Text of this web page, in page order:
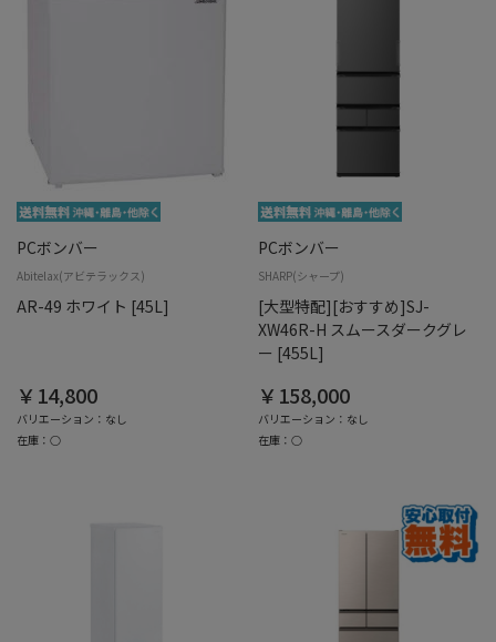
PCボンバー
Abitelax(アビテラックス)
AR-49 ホワイト [45L]
￥14,800
バリエーション：なし
在庫：○
PCボンバー
SHARP(シャープ)
[大型特配][おすすめ]SJ-
XW46R-H スムースダークグレ
ー [455L]
￥158,000
バリエーション：なし
在庫：○